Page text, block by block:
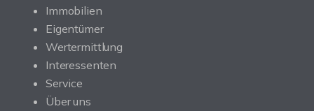
Immobilien
Eigentümer
Wertermittlung
Interessenten
Service
Über uns